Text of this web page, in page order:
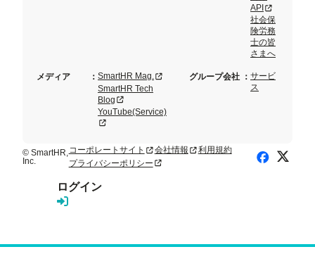
メディア ： SmartHR Mag.新規タブまたはウィンドウで開く
SmartHR Tech
Blog 新規タブまたはウィンドウで開く
YouTube(Service)
新規タブまたはウィンドウで開く
API新規タブま
社会保
険労務
士の皆
さまへ
グループ会社 ： サービ
ス
© SmartHR,
Inc.
コーポレートサイト 新規タブまたはウィンドウで開く
会社情報新規タブまたはウィンドウで開く
利用規約
プライバシーポリシー新規タブまたはウィンドウで開くFacebook
X
ログイン